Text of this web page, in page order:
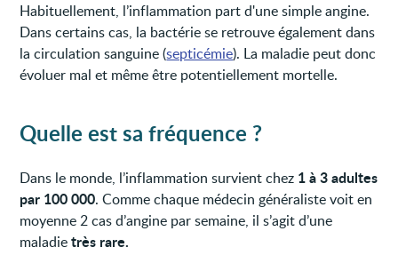
Habituellement, l’inflammation part d'une simple angine.
Dans certains cas, la bactérie se retrouve également dans
la circulation sanguine (septicémie). La maladie peut donc
évoluer mal et même être potentiellement mortelle.
Quelle est sa fréquence ?
Dans le monde, l’inflammation survient chez 1 à 3 adultes
par 100 000. Comme chaque médecin généraliste voit en
moyenne 2 cas d’angine par semaine, il s’agit d’une
maladietrès rare.